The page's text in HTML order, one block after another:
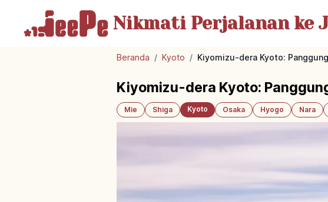
Nikmati Perjalananke
Beranda / Kyoto / Kiyomizu-dera Kyoto:
Kiyomizu-dera Kyoto:
Mie Shiga Kyoto Osaka Hyogo Nara